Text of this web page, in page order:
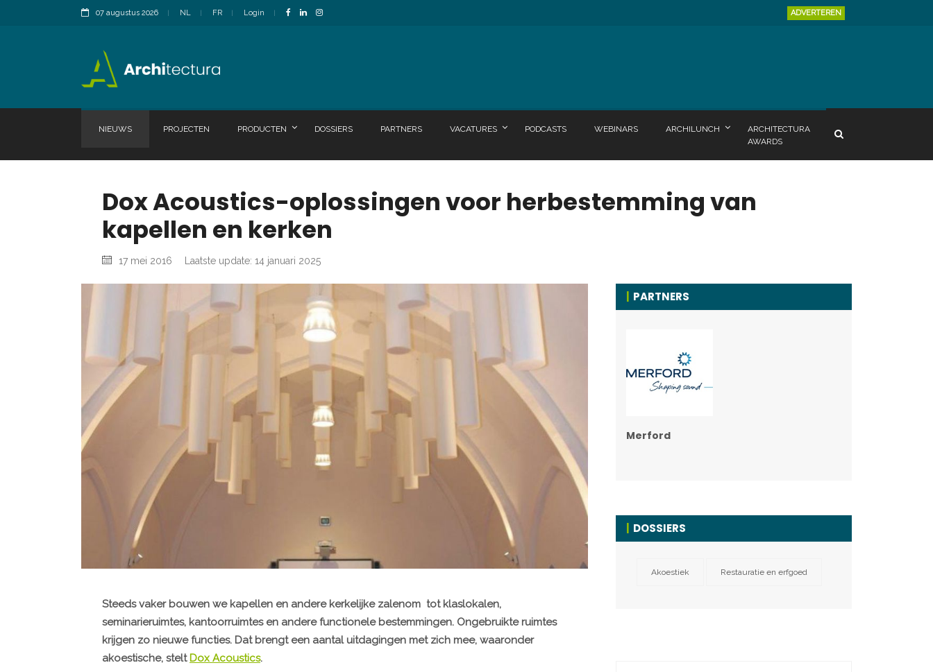
07 augustus 2026 NL FR Login ADVERTEREN
NIEUWS PROJECTEN PRODUCTEN DOSSIERS PARTNERS VACATURES PODCASTS WEBINARS ARCHILUNCH
ARCHITECTURA
AWARDS
Dox Acoustics-oplossingen voor herbestemming van
kapellen en kerken
17 mei 2016 Laatste update: 14 januari 2025
Steeds vaker bouwen we kapellen en andere kerkelijke zalenom tot klaslokalen,
seminarieruimtes, kantoorruimtes en andere functionele bestemmingen. Ongebruikte ruimtes
krijgen zo nieuwe functies. Dat brengt een aantal uitdagingen met zich mee, waaronder
akoestische, stelt Dox Acoustics.
PARTNERS
Merford
DOSSIERS
Akoestiek Restauratie en erfgoed